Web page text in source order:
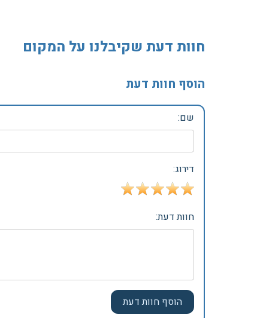
חוות דעת שקיבלנו על המקום
הוסף חוות דעת
שם:
דירוג:
חוות דעת: